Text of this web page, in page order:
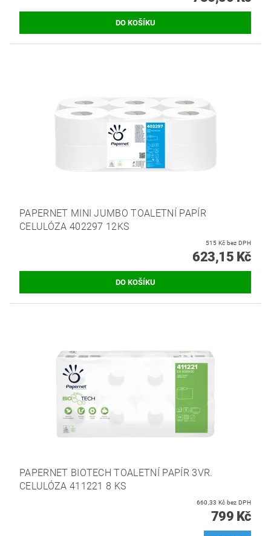
PAPERNET MINI JUMBO TOALETNÍ PAPÍR
CELULÓZA 402297 12KS
515 Kč bez DPH
623,15 Kč
PAPERNET BIOTECH TOALETNÍ PAPÍR 3VR.
CELULÓZA 411221 8 KS
660,33 Kč bez DPH
799 Kč